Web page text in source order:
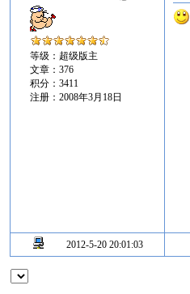
等级：超级版主
文章：376
积分：3411
注册：2008年3月18日
2012-5-20 20:01:03